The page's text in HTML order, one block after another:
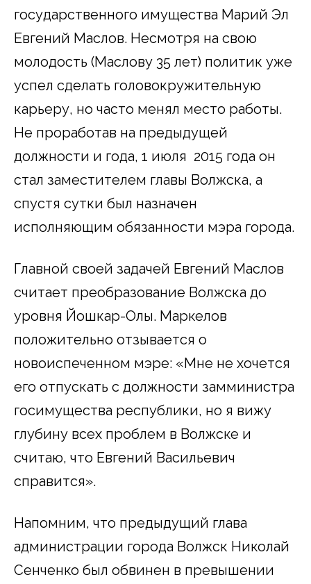
государственного имущества Марий Эл
Евгений Маслов. Несмотря на свою
молодость (Маслову 35 лет) политик уже
успел сделать головокружительную
карьеру, но часто менял место работы.
Не проработав на предыдущей
должности и года, 1 июля 2015 года он
стал заместителем главы Волжска, а
спустя сутки был назначен
исполняющим обязанности мэра города.
Главной своей задачей Евгений Маслов
считает преобразование Волжска до
уровня Йошкар-Олы. Маркелов
положительно отзывается о
новоиспеченном мэре: «Мне не хочется
его отпускать с должности замминистра
госимущества республики, но я вижу
глубину всех проблем в Волжске и
считаю, что Евгений Васильевич
справится».
Напомним, что предыдущий глава
администрации города Волжск Николай
Сенченко был обвинен в превышении